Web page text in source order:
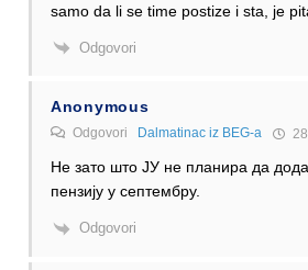
samo da li se time postize i sta, je
Odgovori
Anonymous
Odgovori Dalmatinac iz BEG-a
Не зато што ЈУ не планира да
пензију у септембру.
Odgovori